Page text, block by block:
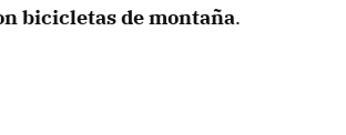
bicicletas de montaña.